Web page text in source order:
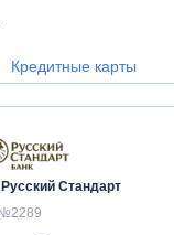
Кредитные карты
Стандарт